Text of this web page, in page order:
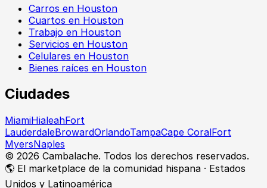
Carros en Houston
Cuartos en Houston
Trabajo en Houston
Servicios en Houston
Celulares en Houston
Bienes raíces en Houston
Ciudades
MiamiHialeahFort
LauderdaleBrowardOrlandoTampaCape CoralFort
MyersNaples
© 2026 Cambalache. Todos los derechos reservados.
🌎 El marketplace de la comunidad hispana · Estados
Unidos y Latinoamérica